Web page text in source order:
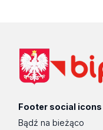
Footer social icons
Bądź na bieżąco